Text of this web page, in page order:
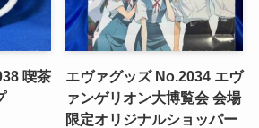
喫茶
エヴァグッズ No.2034 エヴ
ァンゲリオン大博覧会 会場
限定オリジナルショッパー